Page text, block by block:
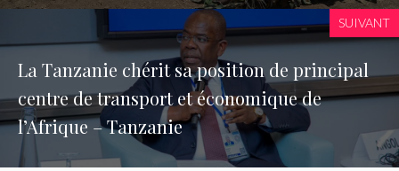
SUIVANT
La Tanzanie chérit sa position de principal
centre de transport et économique de
l’Afrique – Tanzanie